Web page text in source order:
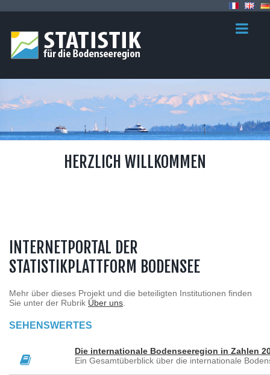
HERZLICH WILLKOMMEN
INTERNETPORTAL DER
STATISTIKPLATTFORM BODENSEE
Mehr über dieses Projekt und die beteiligten Institutionen finden
Sie unter der Rubrik Über uns
SEHENSWERTES
Die internationale Bodenseeregion in Zahlen
Ein Gesamtüberblick über die internationale